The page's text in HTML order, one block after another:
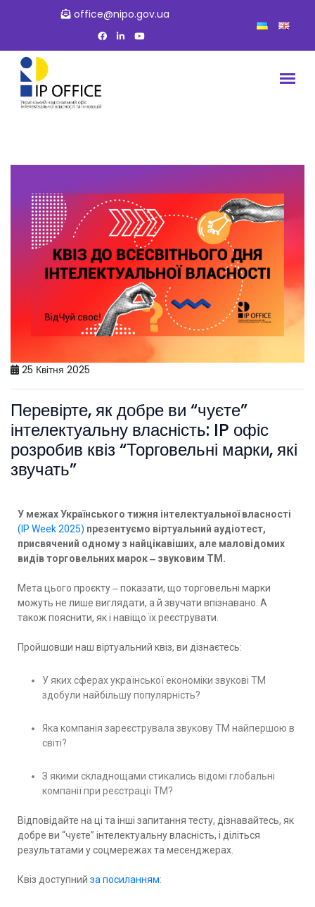
office@nipo.gov.ua
25 Квітня 2025
Перевірте, як добре ви “чуєте”
інтелектуальну власність: IP офіс
розробив квіз “Торговельні марки, які
звучать”
У межах Українського тижня інтелектуальної власності
(IP Week 2025) презентуємо віртуальний аудіотест,
присвячений одному з найцікавіших, але маловідомих
видів торговельних марок ‒ звуковим ТМ.
Мета цього проєкту ‒ показати, що торговельні марки
можуть не лише виглядати, а й звучати впізнавано. А
також пояснити, як і навіщо їх реєструвати.
Пройшовши наш віртуальний квіз, ви дізнаєтесь:
У яких сферах української економіки звукові ТМ
здобули найбільшу популярність?
Яка компанія зареєструвала звукову ТМ найпершою в
світі?
З якими складнощами стикались відомі глобальні
компанії при реєстрації ТМ?
Відповідайте на ці та інші запитання тесту, дізнавайтесь, як
добре ви “чуєте” інтелектуальну власність, і діліться
результатами у соцмережах та месенджерах.
Квіз доступний за посиланням: